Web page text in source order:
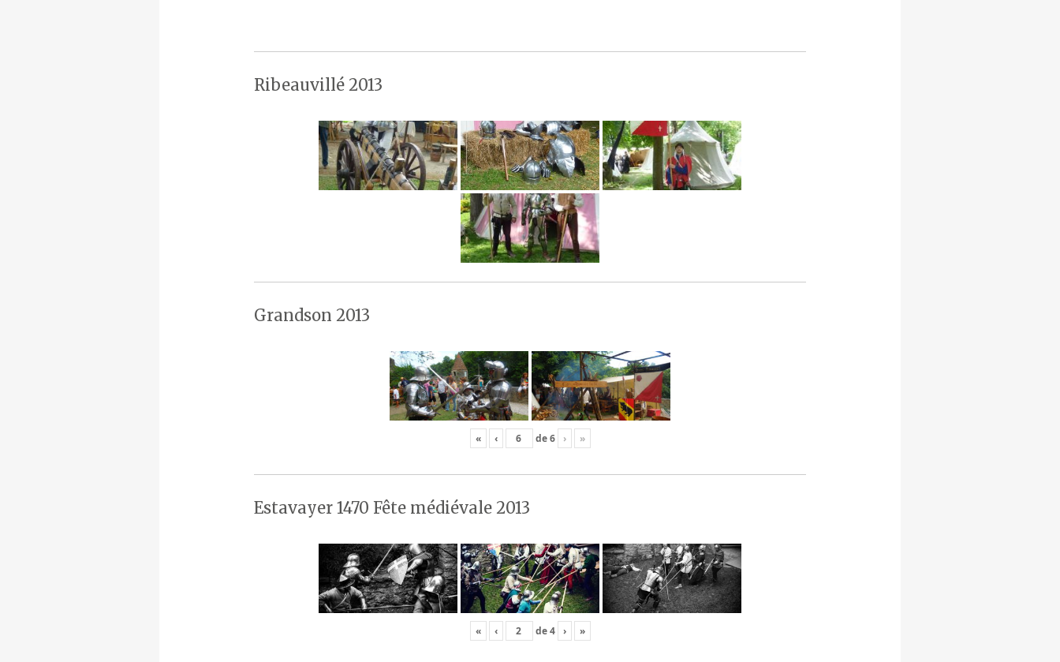
Ribeauvillé 2013
Grandson 2013
« ‹ de6 › »
Estavayer 1470 Fête médiévale 2013
« ‹ de4 › »